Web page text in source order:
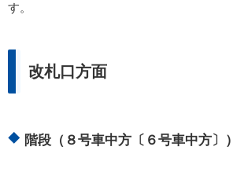
す。
改札口方面
階段（８号車中方〔６号車中方〕）